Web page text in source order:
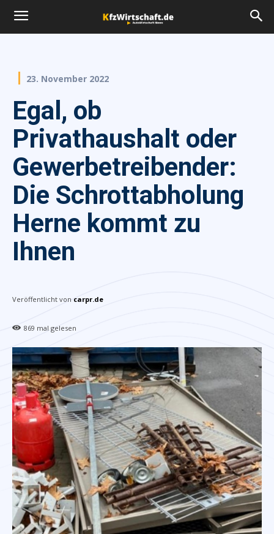
23. November 2022
Egal, ob
Privathaushalt oder
Gewerbetreibender:
Die Schrottabholung
Herne kommt zu
Ihnen
Veröffentlicht von carpr.de
869 mal gelesen